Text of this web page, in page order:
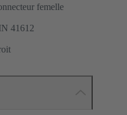
femelle
41612